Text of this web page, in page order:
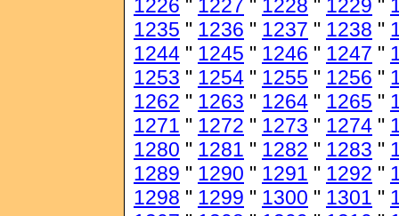
1226 " 1227 " 1228 " 1229 "
1235 " 1236 " 1237 " 1238 "
1244 " 1245 " 1246 " 1247 "
1253 " 1254 " 1255 " 1256 "
1262 " 1263 " 1264 " 1265 "
1271 " 1272 " 1273 " 1274 "
1280 " 1281 " 1282 " 1283 "
1289 " 1290 " 1291 " 1292 "
1298 " 1299 " 1300 " 1301 "